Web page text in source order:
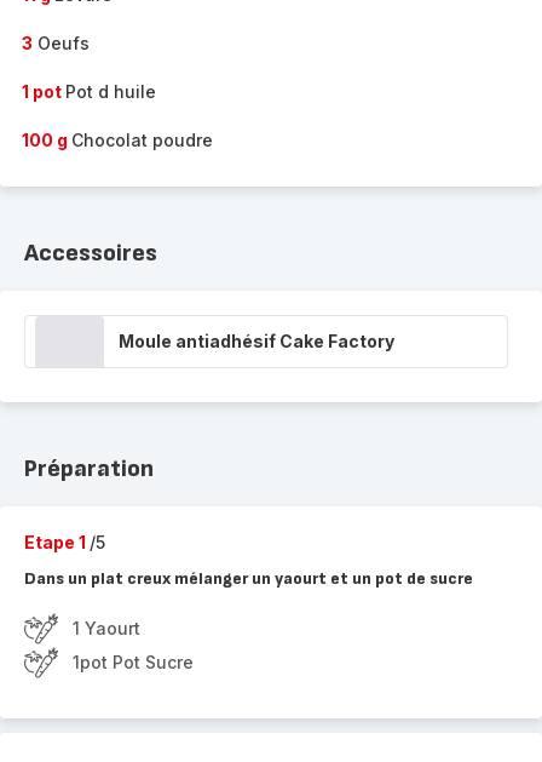
3 Oeufs
1 pot Pot d huile
100 g Chocolat poudre
Accessoires
Moule antiadhésif Cake Factory
Préparation
Etape 1 /5
Dans un plat creux mélanger un yaourt et un pot de sucre
1 Yaourt
1pot Pot Sucre